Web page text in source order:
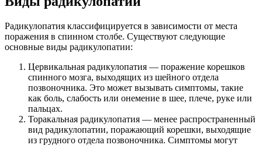
Радикулопатия классифицируется в зависимости от места
поражения в спинном столбе. Существуют следующие
основные виды радикулопатии:
Цервикальная радикулопатия — поражение корешков
спинного мозга, выходящих из шейного отдела
позвоночника. Это может вызывать симптомы, такие
как боль, слабость или онемение в шее, плече, руке или
пальцах.
Торакальная радикулопатия — менее распространенный
вид радикулопатии, поражающий корешки, выходящие
из грудного отдела позвоночника. Симптомы могут